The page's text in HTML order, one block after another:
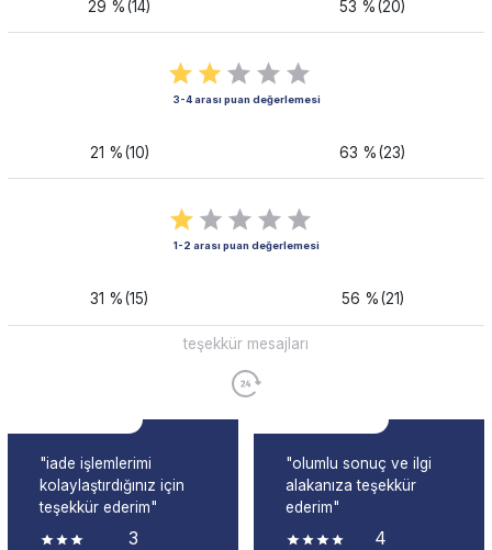
29 %(14) 53 %(20)
3-4 arası puan değerlemesi
21 %(10) 63 %(23)
1-2 arası puan değerlemesi
31 %(15) 56 %(21)
teşekkür mesajları
"iade işlemlerimi
kolaylaştırdığınız için
teşekkür ederim"
3
"olumlu sonuç ve ilgi
alakanıza teşekkür
ederim"
4